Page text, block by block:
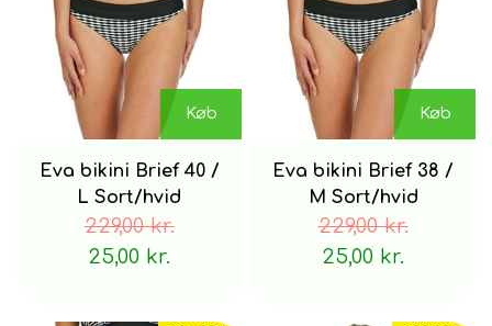
Køb
Eva bikini Brief 40 /
L Sort/hvid
229,00 kr.
25,00 kr.
Køb
Eva bikini Brief 38 /
M Sort/hvid
229,00 kr.
25,00 kr.